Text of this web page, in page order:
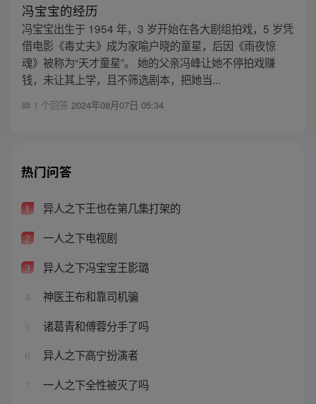
冯宝宝的经历
冯宝宝出生于 1954 年，3 岁开始在各大剧组拍戏，5 岁凭
借电影《毒丈夫》成为家喻户晓的童星，后因《雨夜惊
魂》被称为“天才童星”。 她的父亲冯峰让她不停拍戏赚
钱，未让其上学，且不筛选剧本，把她当...
1 个回答 2024年08月07日 05:34
热门问答
1 异人之下王也在第几集打架的
2 一人之下电视剧
3 异人之下冯宝宝王影璐
4 神医王布和靠司机骗
5 诸葛青和傅蓉分手了吗
6 异人之下高宁扮演者
7 一人之下全性被灭了吗